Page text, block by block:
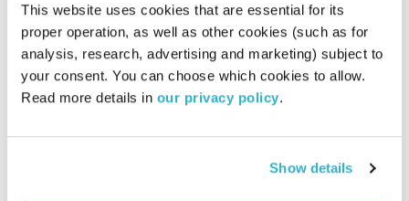
This website uses cookies that are essential for its
proper operation, as well as other cookies (such as for
analysis, research, advertising and marketing) subject to
your consent. You can choose which cookies to allow.
Read more details in our privacy policy.
Show details
עולם קטן – 30.11.16
עולם קטן
אורי בנקהלטר
אודיו